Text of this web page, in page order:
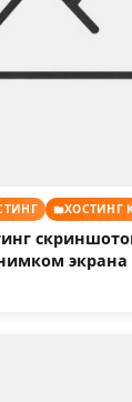
ХОСТИНГ
экрана